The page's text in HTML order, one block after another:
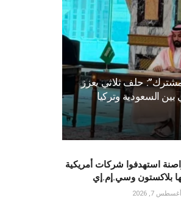
حلف ثلاثي يعزز
بين السعودية وتركيا
استهدفوا شركات أمريكية
بلاكستون وسي.إم.إي
أغسطس 7, 2026